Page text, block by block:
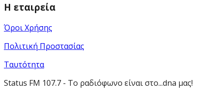
Η εταιρεία
Όροι Χρήσης
Πολιτική Προστασίας
Ταυτότητα
Status FM 107.7 - Το ραδιόφωνο είναι στο...dna μας!